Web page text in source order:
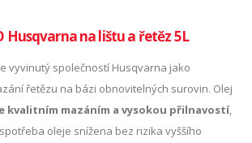
Husqvarna na lištu a řetěz 5L
vyvinutý společností Husqvarna jako
řetězu na bázi obnovitelných surovin. Olej
kvalitním mazáním a vysokou přilnavostí,
oleje snížena bez rizika vyššího